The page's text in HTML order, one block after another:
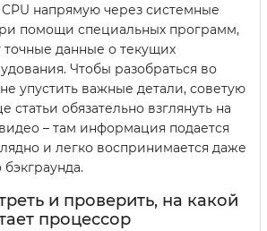
напрямую через системные
помощи специальных программ,
точные данные о текущих
Чтобы разобраться во
не упустить важные детали, советую
статьи обязательно взглянуть на
– там информация подается
и легко воспринимается даже
бэкграунда.
и проверить, на какой
процессор